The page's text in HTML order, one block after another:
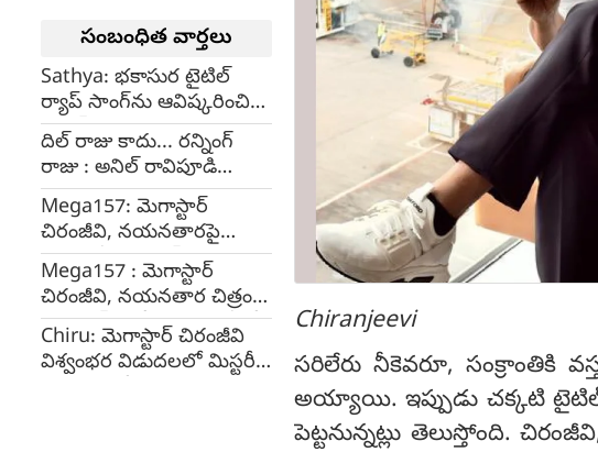
సంబంధిత వార్తలు
Sathya: భకాసుర టైటిల్‌
ర్యాప్‌ సాంగ్‌ను ఆవిష్కరించిన
అనిల్ రావిపూడి
దిల్ రాజు కాదు... రన్నింగ్
రాజు : అనిల్ రావిపూడి
(Video)
Mega157: మెగాస్టార్
చిరంజీవి, నయనతారపై
ముస్సోరీ షెడ్యూల్ పూర్తి
Mega157 : మెగాస్టార్
చిరంజీవి, నయనతార చిత్రం
షెడ్యూల్ ఈరోజు ముస్సోరీలో
ప్రారంభం
Chiru: మెగాస్టార్ చిరంజీవి
విశ్వంభర విడుదలలో మిస్టరీ
Chiranjeevi
సరిలేరు నీకెవరూ, సంక్రాంతికి
అయ్యాయి. ఇప్పుడు చక్కటి
పెట్టనున్నట్లు తెలుస్తోంది.